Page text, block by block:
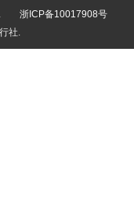
. 浙ICP备10017908号
社.